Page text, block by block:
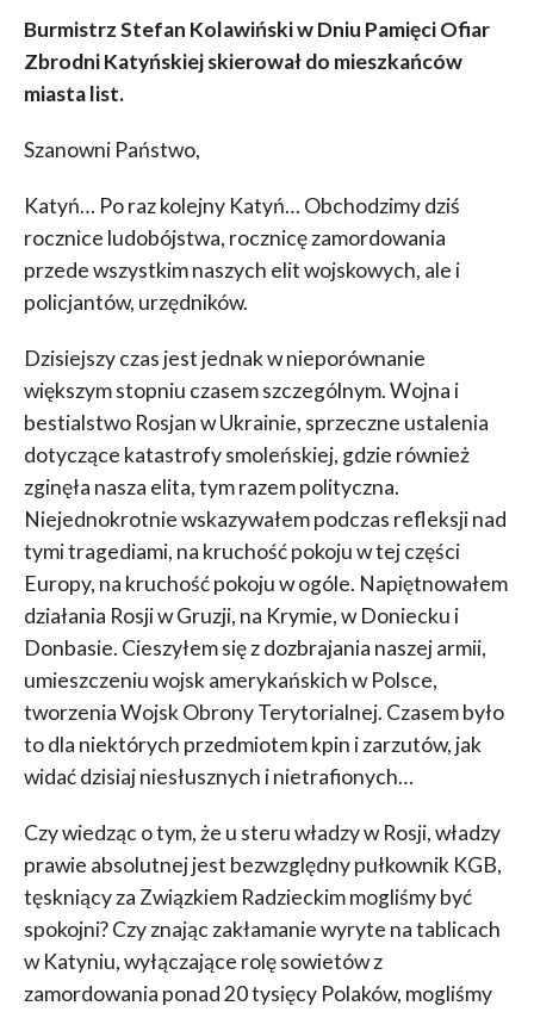
Burmistrz Stefan Kolawiński w Dniu Pamięci Ofiar
Zbrodni Katyńskiej skierował do mieszkańców
miasta list.
Szanowni Państwo,
Katyń… Po raz kolejny Katyń… Obchodzimy dziś
rocznice ludobójstwa, rocznicę zamordowania
przede wszystkim naszych elit wojskowych, ale i
policjantów, urzędników.
Dzisiejszy czas jest jednak w nieporównanie
większym stopniu czasem szczególnym. Wojna i
bestialstwo Rosjan w Ukrainie, sprzeczne ustalenia
dotyczące katastrofy smoleńskiej, gdzie również
zginęła nasza elita, tym razem polityczna.
Niejednokrotnie wskazywałem podczas refleksji nad
tymi tragediami, na kruchość pokoju w tej części
Europy, na kruchość pokoju w ogóle. Napiętnowałem
działania Rosji w Gruzji, na Krymie, w Doniecku i
Donbasie. Cieszyłem się z dozbrajania naszej armii,
umieszczeniu wojsk amerykańskich w Polsce,
tworzenia Wojsk Obrony Terytorialnej. Czasem było
to dla niektórych przedmiotem kpin i zarzutów, jak
widać dzisiaj niesłusznych i nietrafionych…
Czy wiedząc o tym, że u steru władzy w Rosji, władzy
prawie absolutnej jest bezwzględny pułkownik KGB,
tęskniący za Związkiem Radzieckim mogliśmy być
spokojni? Czy znając zakłamanie wyryte na tablicach
w Katyniu, wyłączające rolę sowietów z
zamordowania ponad 20 tysięcy Polaków, mogliśmy